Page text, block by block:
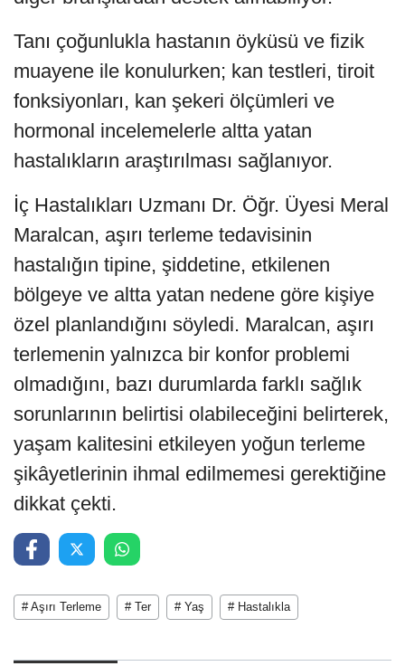
Tanı çoğunlukla hastanın öyküsü ve fizik
muayene ile konulurken; kan testleri, tiroit
fonksiyonları, kan şekeri ölçümleri ve
hormonal incelemelerle altta yatan
hastalıkların araştırılması sağlanıyor.
İç Hastalıkları Uzmanı Dr. Öğr. Üyesi Meral
Maralcan, aşırı terleme tedavisinin
hastalığın tipine, şiddetine, etkilenen
bölgeye ve altta yatan nedene göre kişiye
özel planlandığını söyledi. Maralcan, aşırı
terlemenin yalnızca bir konfor problemi
olmadığını, bazı durumlarda farklı sağlık
sorunlarının belirtisi olabileceğini belirterek,
yaşam kalitesini etkileyen yoğun terleme
şikâyetlerinin ihmal edilmemesi gerektiğine
dikkat çekti.
# Aşırı Terleme # Ter # Yaş # Hastalıkla